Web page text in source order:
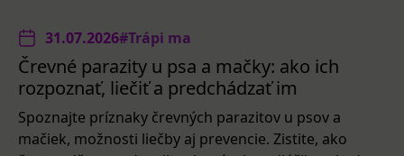
31.07.2026#Trápi ma
Črevné parazity u psa a mačky: ako ich
rozpoznať, liečiť a predchádzať im
Spoznajte príznaky črevných parazitov u psov a
mačiek, možnosti liečby aj prevencie. Zistite, ako